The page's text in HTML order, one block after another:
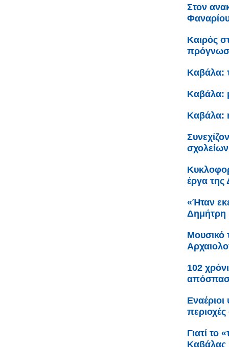
Στον
Καιρός
Καβάλα:
Καβάλα:
Καβάλα:
έργα
«Ήταν
Δημήτρη
Μουσικό
102
περιοχές
Γιατί το
Καβάλας